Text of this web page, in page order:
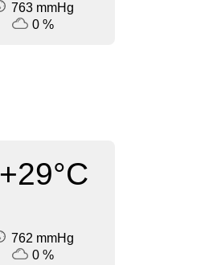
763 mmHg
0 %
+29°C
762 mmHg
0 %